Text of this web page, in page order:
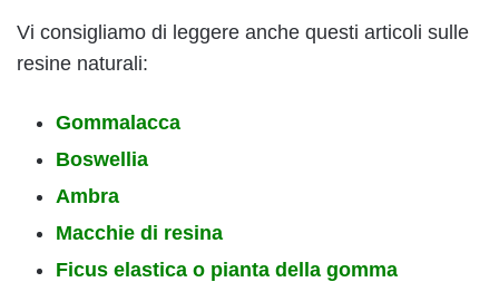
Vi consigliamo di leggere anche questi articoli sulle
resine naturali:
Gommalacca
Boswellia
Ambra
Macchie di resina
Ficus elastica o pianta della gomma